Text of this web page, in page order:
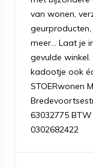
van wonen,
meer... Laat je
gevulde
kadootje ook
STOERwonen
63032775 BTW
0302682422